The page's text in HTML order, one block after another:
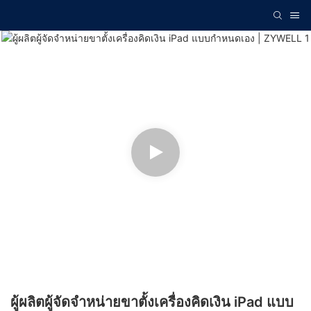
ผู้ผลิตผู้จัดจำหน่ายขาตั้งเครื่องคิดเงิน iPad แบบ